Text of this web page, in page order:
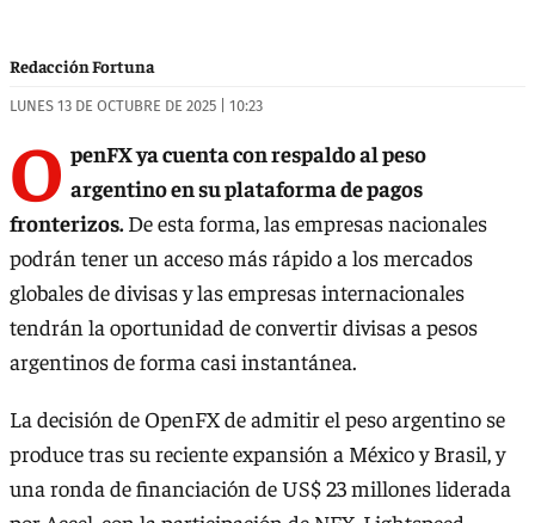
Redacción Fortuna
LUNES 13 DE OCTUBRE DE 2025 | 10:23
O penFX ya cuenta con respaldo al peso
argentino en su plataforma de pagos
fronterizos.De esta forma, las empresas nacionales
podrán tener un acceso más rápido a los mercados
globales de divisas y las empresas internacionales
tendrán la oportunidad de convertir divisas a pesos
argentinos de forma casi instantánea.
La decisión de OpenFX de admitir el peso argentino se
produce tras su reciente expansión a México y Brasil, y
una ronda de financiación de US$ 23 millones liderada